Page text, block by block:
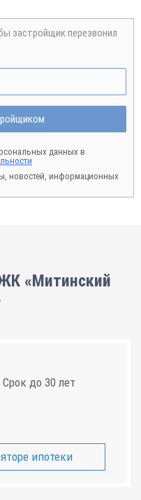
застройщик перезвонил
данных в
новостей, информационных
«Митинский
до 30 лет
ипотеки